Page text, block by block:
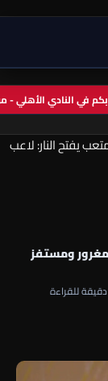
بكم في النادي
يفتح النار: لاعب
مغرور ومستفز